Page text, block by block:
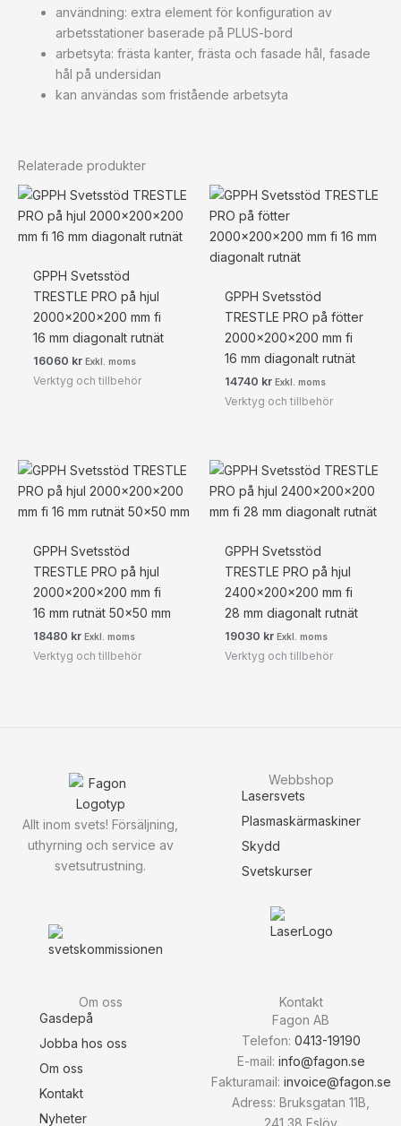
användning: extra element för konfiguration av
arbetsstationer baserade på PLUS-bord
arbetsyta: frästa kanter, frästa och fasade hål, fasade
hål på undersidan
kan användas som fristående arbetsyta
Relaterade produkter
GPPH Svetsstöd
TRESTLE PRO på hjul
2000x200x200 mm fi
16 mm diagonalt rutnät
16060 kr Exkl. moms
Verktyg och tillbehör
GPPH Svetsstöd
TRESTLE PRO på fötter
2000x200x200 mm fi
16 mm diagonalt rutnät
14740 kr Exkl. moms
Verktyg och tillbehör
GPPH Svetsstöd
TRESTLE PRO på hjul
2000x200x200 mm fi
16 mm rutnät 50×50 mm
18480 kr Exkl. moms
Verktyg och tillbehör
GPPH Svetsstöd
TRESTLE PRO på hjul
2400x200x200 mm fi
28 mm diagonalt rutnät
19030 kr Exkl. moms
Verktyg och tillbehör
Allt inom svets! Försäljning,
uthyrning och service av
svetsutrustning.
Webbshop
Lasersvets
Plasmaskärmaskiner
Skydd
Svetskurser
Om oss
Gasdepå
Jobba hos oss
Om oss
Kontakt
Nyheter
Kontakt
Fagon AB
Telefon: 0413-19190
E-mail: info@fagon.se
Fakturamail: invoice@fagon.se
Adress: Bruksgatan 11B,
241 38 Eslöv